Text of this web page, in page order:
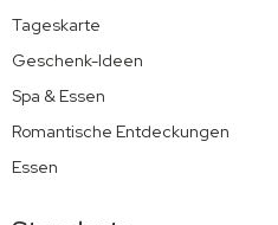
Tageskarte
Geschenk-Ideen
Spa & Essen
Romantische Entdeckungen
Essen